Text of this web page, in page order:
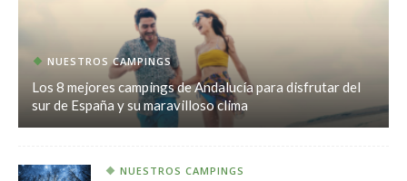
NUESTROS CAMPINGS
Los 8 mejores campings de Andalucía para disfrutar del
sur de España y su maravilloso clima
NUESTROS CAMPINGS